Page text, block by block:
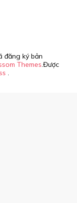
đăng ký bản
Themes.Được
.